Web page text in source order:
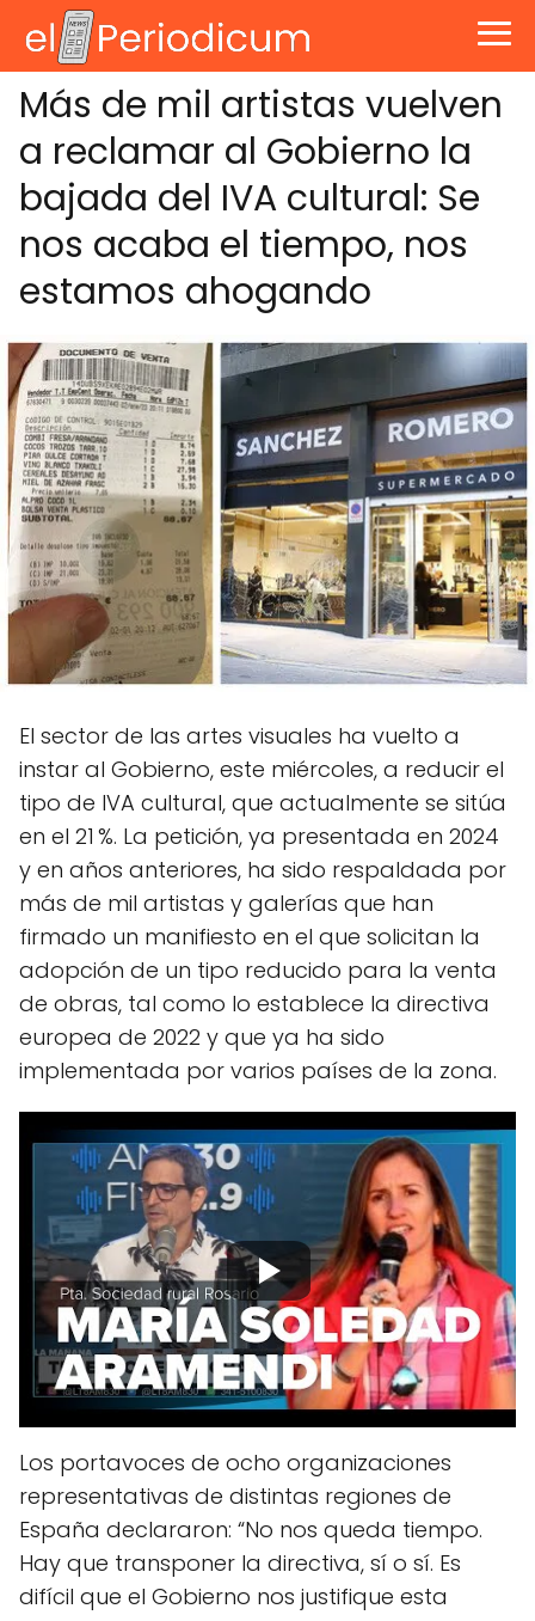
Más de mil artistas vuelven
a reclamar al Gobierno la
bajada del IVA cultural: Se
nos acaba el tiempo, nos
estamos ahogando
El sector de las artes visuales ha vuelto a
instar al Gobierno, este miércoles, a reducir el
tipo de IVA cultural, que actualmente se sitúa
en el 21 %. La petición, ya presentada en 2024
y en años anteriores, ha sido respaldada por
más de mil artistas y galerías que han
firmado un manifiesto en el que solicitan la
adopción de un tipo reducido para la venta
de obras, tal como lo establece la directiva
europea de 2022 y que ya ha sido
implementada por varios países de la zona.
Los portavoces de ocho organizaciones
representativas de distintas regiones de
España declararon: “No nos queda tiempo.
Hay que transponer la directiva, sí o sí. Es
difícil que el Gobierno nos justifique esta